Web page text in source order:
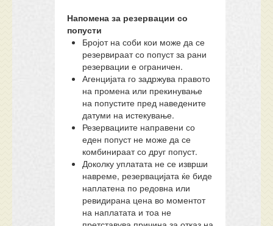
Напомена за резервации со
попусти
Бројот на соби кои може да се
резервираат со попуст за рани
резервации е ограничен.
Агенцијата го задржува правото
на промена или прекинување
на попустите пред наведените
датуми на истекување.
Резервациите направени со
еден попуст не може да се
комбинираат со друг попуст.
Доколку уплатата не се изврши
навреме, резервацијата ќе биде
наплатена по редовна или
ревидирана цена во моментот
на наплатата и тоа не